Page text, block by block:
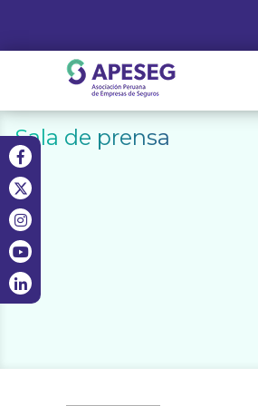
content
APESEG
Sala de prensa